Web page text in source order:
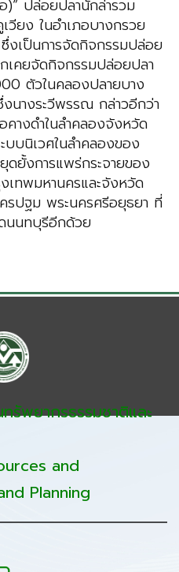
)” ปล่อยปลานักล่ารวม
ยง ในอำเภอบางกรวย
งเป็นการจัดกิจกรรมปล่อย
เคยจัดกิจกรรมปล่อยปลา
ตัวในคลองปลายบาง
นางระวีพรรณ กล่าวอีกว่า
างดำในลำคลองจังหวัด
บนิเวศในลำคลองของ
ยั้งการแพร่กระจายของ
เทพมหานครและจังหวัด
รปฐม พระนครศรีอยุธยา ที่
นนทบุรีอีกด้วย
รัพยากรธรรมชาติและ
and
Planning